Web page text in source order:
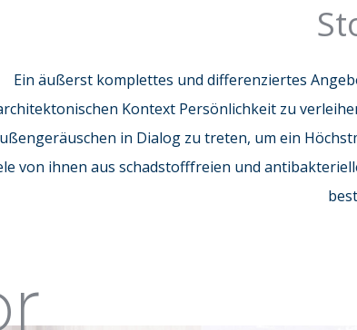
Ein äußerst komplettes und differenziertes
Kontext Persönlichkeit zu
in Dialog zu treten, um ein
von ihnen aus schadstofffreien und